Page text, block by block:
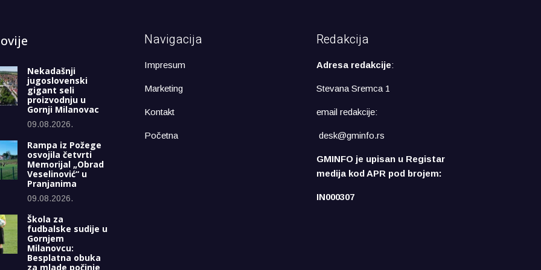
Nekadašnji
jugoslovenski
gigant seli
proizvodnju u
Gornji Milanovac
09.08.2026.
Rampa iz Požege
osvojila četvrti
Memorijal „Obrad
Veselinović“ u
Pranjanima
09.08.2026.
Škola za
fudbalske sudije u
Gornjem
Milanovcu:
Besplatna obuka
za mlade počinje
Navigacija
Impresum
Marketing
Kontakt
Početna
Redakcija
Adresa redakcije:
Stevana Sremca 1
email redakcije:
desk@gminfo.rs
GMINFO je upisan u Registar
medija kod APR pod brojem:
IN000307